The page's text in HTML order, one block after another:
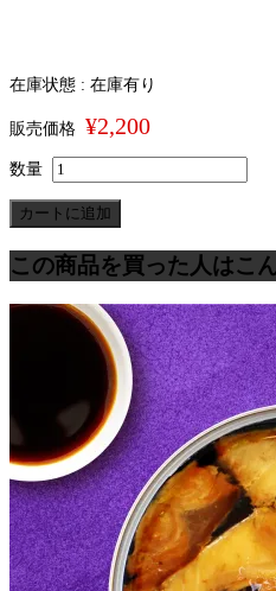
在庫状態 : 在庫有り
販売価格 ¥2,200
数量
この商品を買った人はこ